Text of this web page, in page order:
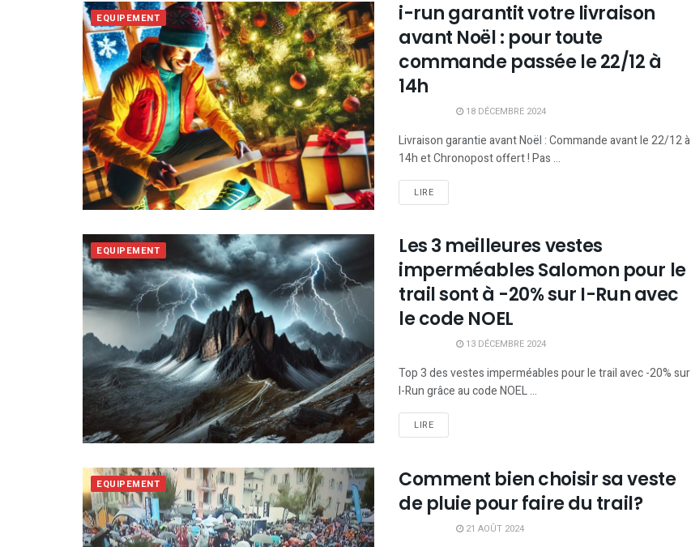
EQUIPEMENT
i-run garantit votre livraison
avant Noël : pour toute
commande passée le 22/12 à
14h
18 DÉCEMBRE 2024
Livraison garantie avant Noël : Commande avant le 22/12 à
14h et Chronopost offert ! Pas ...
LIRE
EQUIPEMENT
Les 3 meilleures vestes
imperméables Salomon pour le
trail sont à -20% sur I-Run avec
le code NOEL
13 DÉCEMBRE 2024
Top 3 des vestes imperméables pour le trail avec -20% sur
I-Run grâce au code NOEL ...
LIRE
EQUIPEMENT
Comment bien choisir sa veste
de pluie pour faire du trail?
21 AOÛT 2024